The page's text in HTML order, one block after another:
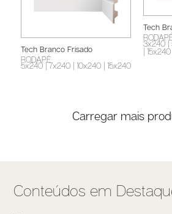
Tech Branco Frisado
RODAPÉ
5x240 | 7x240 | 10x240 | 15x240
Tech
3x240
| 15x240
Carregar mais
Conteúdos em